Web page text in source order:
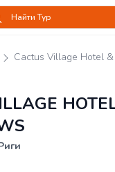
Найти Тур
Cactus Village Hotel